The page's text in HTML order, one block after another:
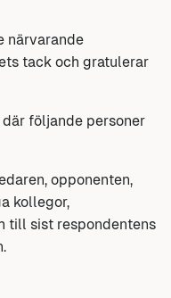
närvarande
tack och gratulerar
följande personer
opponenten,
kollegor,
till sist respondentens